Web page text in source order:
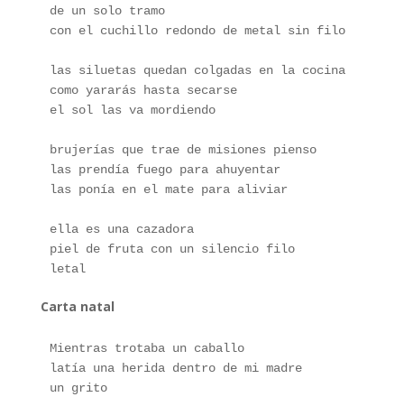
de un solo tramo
con el cuchillo redondo de metal sin filo
las siluetas quedan colgadas en la cocina
como yararás hasta secarse
el sol las va mordiendo
brujerías que trae de misiones pienso
las prendía fuego para ahuyentar
las ponía en el mate para aliviar
ella es una cazadora
piel de fruta con un silencio filo
letal
Carta natal
Mientras trotaba un caballo
latía una herida dentro de mi madre
un grito